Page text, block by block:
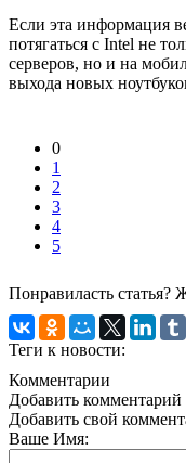
Если эта информация
потягаться с Intel не
серверов, но и на
выхода новых
0
1
2
3
4
5
Понравиласть
Теги к новости:
Комментарии
Добавить комментарий
Добавить свой
Ваше Имя: